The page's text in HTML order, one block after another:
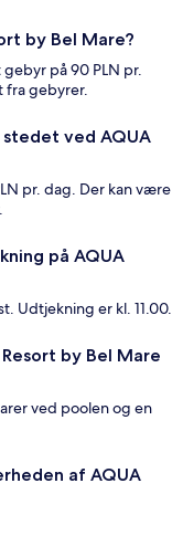
by Bel Mare?
på 90 PLN pr.
fra gebyrer.
stedet ved AQUA
pr. dag. Der kan være
på AQUA
Udtjekning er kl. 11.00.
by Bel Mare
ved poolen og en
af AQUA